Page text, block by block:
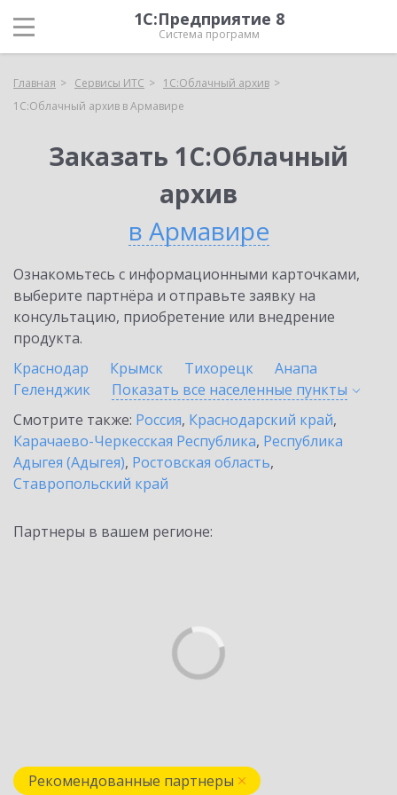
1С:Предприятие 8
Система программ
Главная Сервисы ИТС
1С:Облачный архив
1С:Облачный архив в Армавире
Заказать 1С:Облачный
архив
в Армавире
Ознакомьтесь с информационными карточками,
выберите партнёра и отправьте заявку на
консультацию, приобретение или внедрение
продукта.
Краснодар
Крымск Тихорецк
Анапа
Геленджик
Показать все населенные пункты
Смотрите также: Россия, Краснодарский край,
Карачаево-Черкесская Республика, Республика
Адыгея (Адыгея), Ростовская область,
Ставропольский край
Партнеры в вашем регионе:
Рекомендованные партнеры